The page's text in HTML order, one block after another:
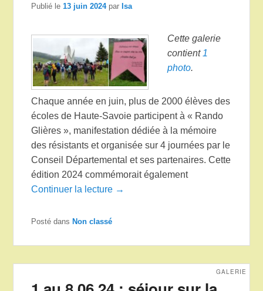
Publié le13 juin 2024 par Isa
Cette galerie
contient 1
photo.
Chaque année en juin, plus de 2000 élèves des
écoles de Haute-Savoie participent à « Rando
Glières », manifestation dédiée à la mémoire
des résistants et organisée sur 4 journées par le
Conseil Départemental et ses partenaires. Cette
édition 2024 commémorait également
Continuer la lecture →
Posté dans Non classé
GALERIE